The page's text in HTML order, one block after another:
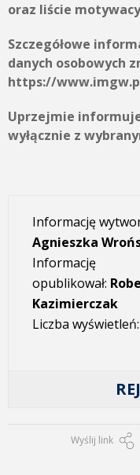
oraz liście
Szczegółowe
danych osobowych
https://
Uprzejmie
wyłącznie z
Informację
Agnieszka
Informację
opublikował:
Kazimierczak
Liczba wyświetleń:
Wyślij link